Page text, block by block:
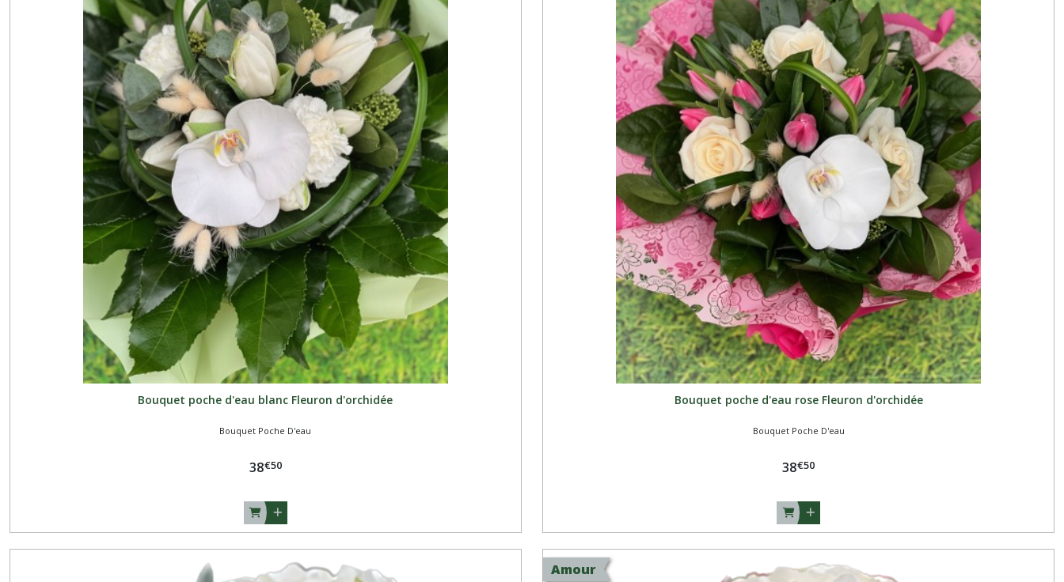
Bouquet poche d'eau blanc Fleuron d'orchidée
Bouquet Poche D'eau
38€50
Bouquet poche d'eau rose Fleuron d'orchidée
Bouquet Poche D'eau
38€50
Amour